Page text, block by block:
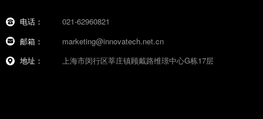
电话：
021-62960821
邮箱：
marketing@innovatech.net.cn
地址：
上海市闵行区莘庄镇顾戴路维璟中心G栋17层